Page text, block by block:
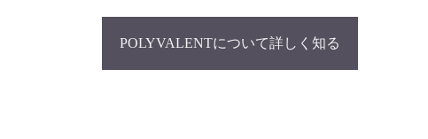
POLYVALENTについて詳しく知る